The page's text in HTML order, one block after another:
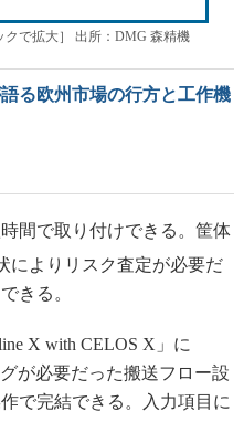
ナへの対応
クで拡大］ 出所：DMG 森精機
る欧州市場の行方と工作機
間で取り付けできる。筐体
によりリスク査定が必要だ
きる。
X with CELOS X」に
が必要だった搬送フロー設
で完結できる。入力項目に